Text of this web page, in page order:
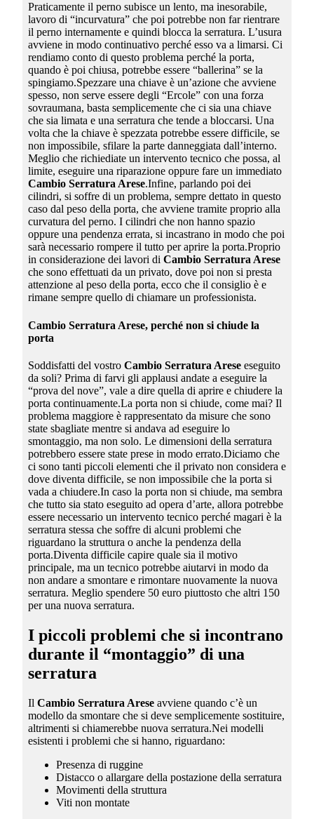
Praticamente il perno subisce un lento, ma inesorabile,
lavoro di “incurvatura” che poi potrebbe non far rientrare
il perno internamente e quindi blocca la serratura. L’usura
avviene in modo continuativo perché esso va a limarsi. Ci
rendiamo conto di questo problema perché la porta,
quando è poi chiusa, potrebbe essere “ballerina” se la
spingiamo.Spezzare una chiave è un’azione che avviene
spesso, non serve essere degli “Ercole” con una forza
sovraumana, basta semplicemente che ci sia una chiave
che sia limata e una serratura che tende a bloccarsi. Una
volta che la chiave è spezzata potrebbe essere difficile, se
non impossibile, sfilare la parte danneggiata dall’interno.
Meglio che richiediate un intervento tecnico che possa, al
limite, eseguire una riparazione oppure fare un immediato
Cambio Serratura Arese.Infine, parlando poi dei
cilindri, si soffre di un problema, sempre dettato in questo
caso dal peso della porta, che avviene tramite proprio alla
curvatura del perno. I cilindri che non hanno spazio
oppure una pendenza errata, si incastrano in modo che poi
sarà necessario rompere il tutto per aprire la porta.Proprio
in considerazione dei lavori di Cambio Serratura Arese
che sono effettuati da un privato, dove poi non si presta
attenzione al peso della porta, ecco che il consiglio è e
rimane sempre quello di chiamare un professionista.
Cambio Serratura Arese, perché non si chiude la
porta
Soddisfatti del vostro Cambio Serratura Areseeseguito
da soli? Prima di farvi gli applausi andate a eseguire la
“prova del nove”, vale a dire quella di aprire e chiudere la
porta continuamente.La porta non si chiude, come mai? Il
problema maggiore è rappresentato da misure che sono
state sbagliate mentre si andava ad eseguire lo
smontaggio, ma non solo. Le dimensioni della serratura
potrebbero essere state prese in modo errato.Diciamo che
ci sono tanti piccoli elementi che il privato non considera e
dove diventa difficile, se non impossibile che la porta si
vada a chiudere.In caso la porta non si chiude, ma sembra
che tutto sia stato eseguito ad opera d’arte, allora potrebbe
essere necessario un intervento tecnico perché magari è la
serratura stessa che soffre di alcuni problemi che
riguardano la struttura o anche la pendenza della
porta.Diventa difficile capire quale sia il motivo
principale, ma un tecnico potrebbe aiutarvi in modo da
non andare a smontare e rimontare nuovamente la nuova
serratura. Meglio spendere 50 euro piuttosto che altri 150
per una nuova serratura.
I piccoli problemi che si incontrano
durante il “montaggio” di una
serratura
Il Cambio Serratura Areseavviene quando c’è un
modello da smontare che si deve semplicemente sostituire,
altrimenti si chiamerebbe nuova serratura.Nei modelli
esistenti i problemi che si hanno, riguardano:
Presenza di ruggine
Distacco o allargare della postazione della serratura
Movimenti della struttura
Viti non montate